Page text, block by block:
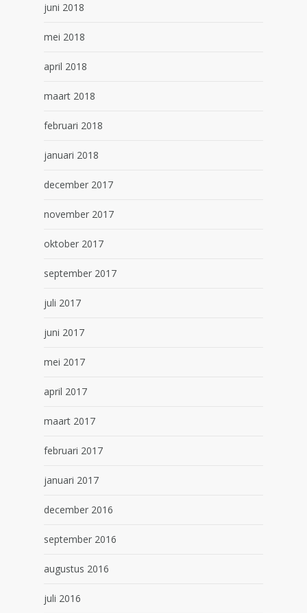
juni 2018
mei 2018
april 2018
maart 2018
februari 2018
januari 2018
december 2017
november 2017
oktober 2017
september 2017
juli 2017
juni 2017
mei 2017
april 2017
maart 2017
februari 2017
januari 2017
december 2016
september 2016
augustus 2016
juli 2016